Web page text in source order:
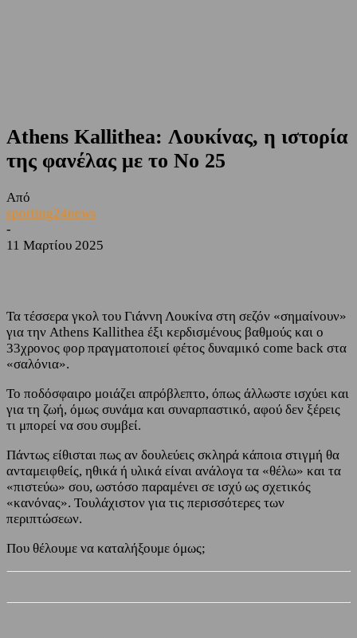
Athens Kallithea: Λουκίνας, η ιστορία
της φανέλας με το Νο 25
Από
sporting24news
-
11 Μαρτίου 2025
Τα τέσσερα γκολ του Γιάννη Λουκίνα στη σεζόν «σημαίνουν»
για την Athens Kallithea έξι κερδισμένους βαθμούς και ο
33χρονος φορ πραγματοποιεί φέτος δυναμικό come back στα
«σαλόνια».
Το ποδόσφαιρο μοιάζει απρόβλεπτο, όπως άλλωστε ισχύει και
για τη ζωή, όμως συνάμα και συναρπαστικό, αφού δεν ξέρεις
τι μπορεί να σου συμβεί.
Πάντως είθισται πως αν δουλεύεις σκληρά κάποια στιγμή θα
ανταμειφθείς, ηθικά ή υλικά είναι ανάλογα τα «θέλω» και τα
«πιστεύω» σου, ωστόσο παραμένει σε ισχύ ως σχετικός
«κανόνας». Τουλάχιστον για τις περισσότερες των
περιπτώσεων.
Που θέλουμε να καταλήξουμε όμως;